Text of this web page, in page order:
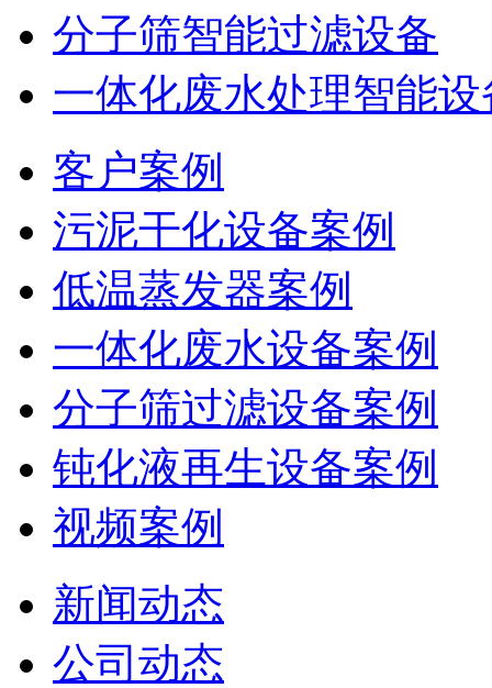
分子筛智能过滤设备
一体化废水处理智能设
客户案例
污泥干化设备案例
低温蒸发器案例
一体化废水设备案例
分子筛过滤设备案例
钝化液再生设备案例
视频案例
新闻动态
公司动态